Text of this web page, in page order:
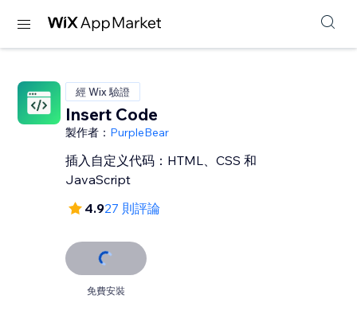
經 Wix 驗證
Insert Code
製作者： PurpleBear
插入自定义代码：HTML、CSS 和
JavaScript
4.927 則評論
免費安裝